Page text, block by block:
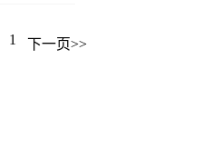
1 下一页>>